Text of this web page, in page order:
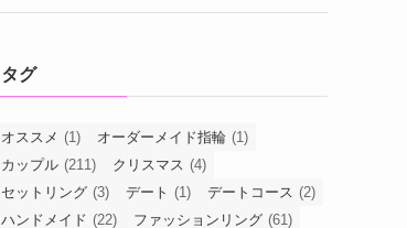
タグ
オススメ (1) オーダーメイド指輪 (1)
カップル (211) クリスマス (4)
セットリング (3) デート (1) デートコース (2)
ハンドメイド (22) ファッションリング (61)